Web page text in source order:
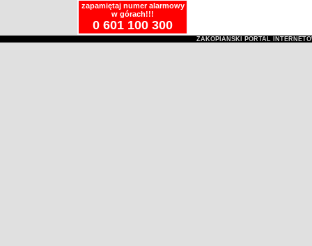
zapamiętaj numer alarmowy
w górach!!!
0 601 100 300
ZAKOPIAŃSKI PORTAL